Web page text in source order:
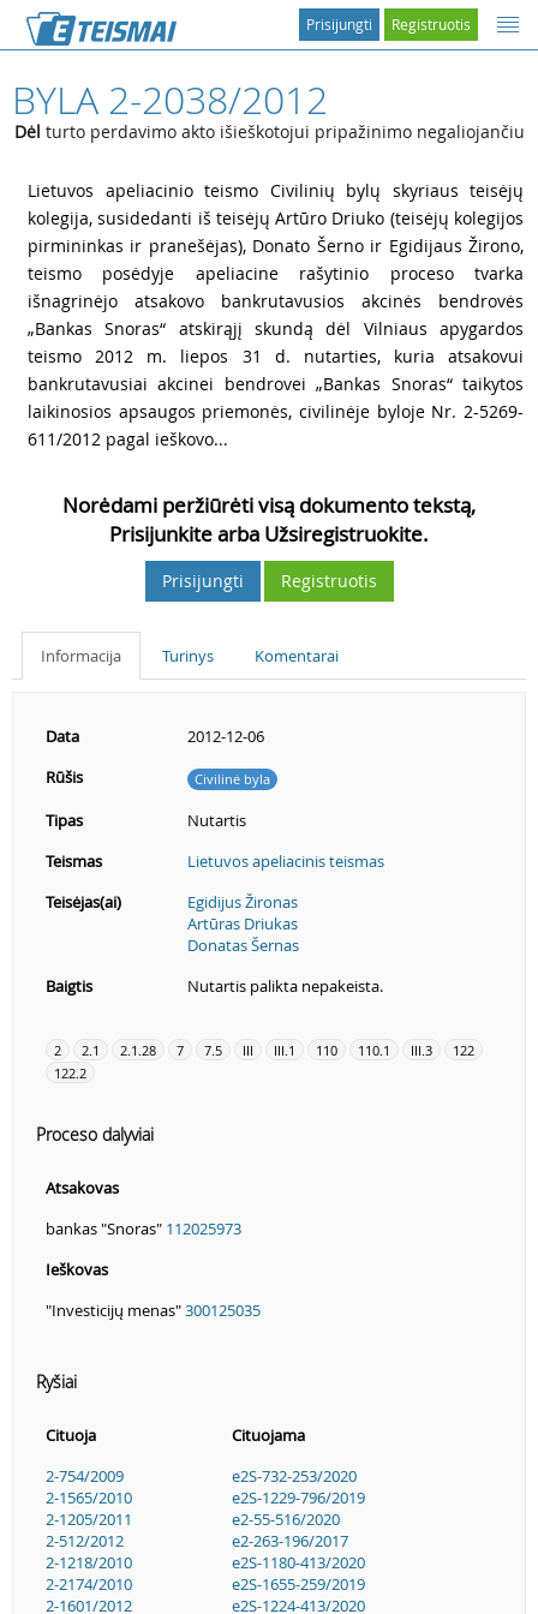
Registruotis
Prisijungti
BYLA 2-2038/2012
Dėl turto perdavimo akto išieškotojui pripažinimo negaliojančiu
Lietuvos apeliacinio teismo Civilinių bylų skyriaus teisėjų
kolegija, susidedanti iš teisėjų Artūro Driuko (teisėjų kolegijos
pirmininkas ir pranešėjas), Donato Šerno ir Egidijaus Žirono,
teismo posėdyje apeliacine rašytinio proceso tvarka
išnagrinėjo atsakovo bankrutavusios akcinės bendrovės
„Bankas Snoras“ atskirąjį skundą dėl Vilniaus apygardos
teismo 2012 m. liepos 31 d. nutarties, kuria atsakovui
bankrutavusiai akcinei bendrovei „Bankas Snoras“ taikytos
laikinosios apsaugos priemonės, civilinėje byloje Nr. 2-5269-
611/2012 pagal ieškovo...
Norėdami peržiūrėti visą dokumento tekstą,
Prisijunkite arba Užsiregistruokite.
Prisijungti Registruotis
Informacija Turinys Komentarai
Data
2012-12-06
Rūšis
Civilinė byla
Tipas
Nutartis
Teismas
Lietuvos apeliacinis teismas
Teisėjas(ai)
Egidijus Žironas
Artūras Driukas
Donatas Šernas
Baigtis
Nutartis palikta nepakeista.
2 2.1 2.1.28 7 7.5 III III.1 110 110.1 III.3
122
122.2
Proceso dalyviai
Atsakovas
bankas "Snoras" 112025973
Ieškovas
"Investicijų menas"300125035
Ryšiai
Cituoja
Cituojama
2-754/2009
2-1565/2010
2-1205/2011
2-512/2012
2-1218/2010
2-2174/2010
2-1601/2012
e2S-732-253/2020
e2S-1229-796/2019
e2-55-516/2020
e2-263-196/2017
e2S-1180-413/2020
e2S-1655-259/2019
e2S-1224-413/2020